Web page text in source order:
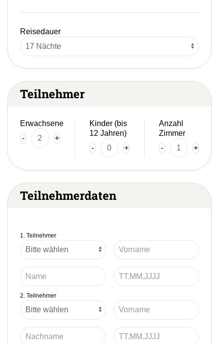
Reisedauer
Teilnehmer
Erwachsene
-
+
Kinder (bis
12 Jahren)
-
+
Anzahl
Zimmer
-
+
Teilnehmerdaten
1. Teilnehmer
2. Teilnehmer